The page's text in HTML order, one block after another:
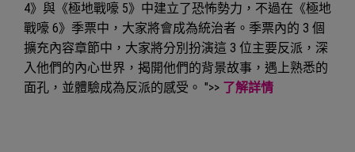
4》與《極地戰嚎 5》中建立了恐怖勢力，不過在《極地
戰嚎 6》季票中，大家將會成為統治者。季票內的 3 個
擴充內容章節中，大家將分別扮演這 3 位主要反派，深
入他們的內心世界，揭開他們的背景故事，遇上熟悉的
面孔，並體驗成為反派的感受。 ">> 了解詳情